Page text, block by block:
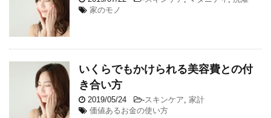
家のモノ
いくらでもかけられる美容費との付
き合い方
2019/05/24 -スキンケア 家計
価値あるお金の使い方